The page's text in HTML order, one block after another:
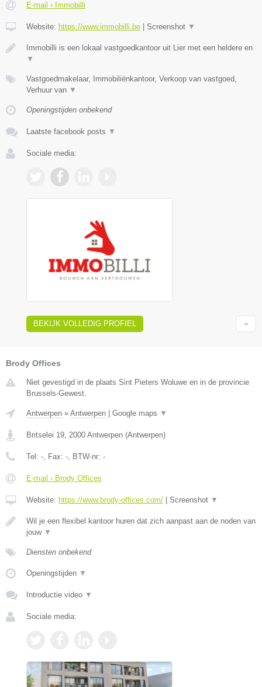
E-mail › Immobilli
Website: https://www.immobilli.be Screenshot ▼
Immobilli is een lokaal vastgoedkantoor uit Lier met een heldere en
▼
Vastgoedmakelaar, Immobiliënkantoor, Verkoop van vastgoed,
Verhuur van ▼
Openingstijden onbekend
Laatste facebook posts ▼
Sociale media:
BEKIJK VOLLEDIG PROFIEL
Brody Offices
Niet gevestigd in de plaats Sint Pieters Woluwe en in de provincie
Brussels-Gewest.
Antwerpen » Antwerpen | Google maps ▼
Britselei 19 2000 Antwerpen (Antwerpen)
Tel: - , Fax: - , BTW-nr: -
E-mail › Brody Offices
Website: https://www.brody-offices.com/ | Screenshot ▼
Wil je een flexibel kantoor huren dat zich aanpast aan de noden van
jouw ▼
Diensten onbekend
Openingstijden ▼
Introductie video ▼
Sociale media: